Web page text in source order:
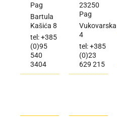
Pag
Bartula
Kašića 8
tel: +385
(0)95
540
3404
23250
Pag
Vukovarska
4
tel: +385
(0)23
629 215